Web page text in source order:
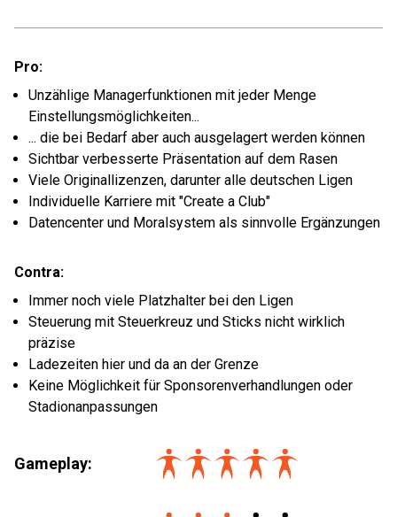
Pro:
Unzählige Managerfunktionen mit jeder Menge
Einstellungsmöglichkeiten...
... die bei Bedarf aber auch ausgelagert werden können
Sichtbar verbesserte Präsentation auf dem Rasen
Viele Originallizenzen, darunter alle deutschen Ligen
Individuelle Karriere mit "Create a Club"
Datencenter und Moralsystem als sinnvolle Ergänzungen
Contra:
Immer noch viele Platzhalter bei den Ligen
Steuerung mit Steuerkreuz und Sticks nicht wirklich
präzise
Ladezeiten hier und da an der Grenze
Keine Möglichkeit für Sponsorenverhandlungen oder
Stadionanpassungen
Gameplay: